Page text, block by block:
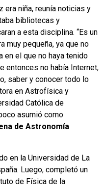
era niña, reunía noticias y
bibliotecas y
a esta disciplina. “Es un
muy pequeña, ya que no
en el que no haya tenido
entonces no había Internet,
saber y conocer todo lo
en Astrofísica y
Católica de
asumió como
de Astronomía
en la Universidad de La
Luego, completó un
de Física de la